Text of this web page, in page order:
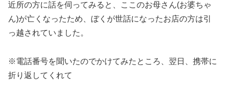
近所の方に話を伺ってみると、ここのお母さん(お婆ちゃ
ん)が亡くなったため、ぼくが世話になったお店の方は引
っ越されていました。
※電話番号を聞いたのでかけてみたところ、翌日、携帯に
折り返してくれて